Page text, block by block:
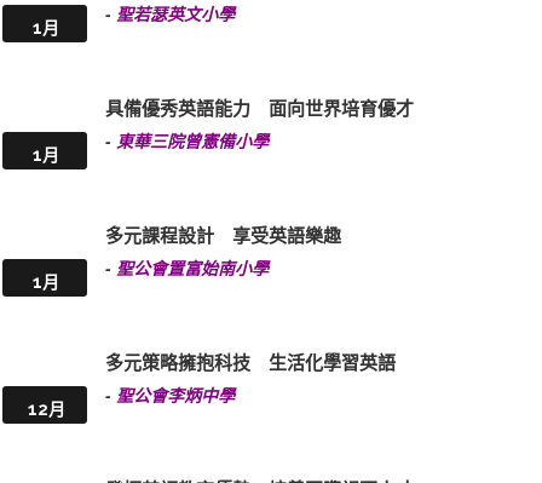
1月
- 聖若瑟英文小學
1月
具備優秀英語能力 面向世界培育優才
- 東華三院曾憲備小學
1月
多元課程設計 享受英語樂趣
- 聖公會置富始南小學
12月
多元策略擁抱科技 生活化學習英語
- 聖公會李炳中學